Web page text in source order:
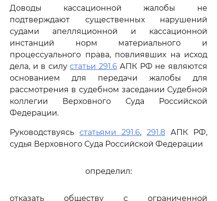
Доводы кассационной жалобы не
подтверждают существенных нарушений
судами апелляционной и кассационной
инстанций норм материального и
процессуального права, повлиявших на исход
дела, и в силустатьи 291.6АПК РФ не являются
основанием для передачи жалобы для
рассмотрения в судебном заседании Судебной
коллегии Верховного Суда Российской
Федерации.
Руководствуясь статьями 291.6, 291.8 АПК РФ,
судья Верховного Суда Российской Федерации
определил:
отказать обществу с ограниченной